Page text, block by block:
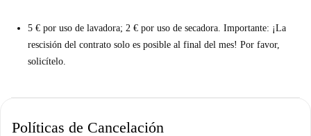
5 € por uso de lavadora; 2 € por uso de secadora. Importante: ¡La
rescisión del contrato solo es posible al final del mes! Por favor,
solicítelo.
Políticas de Cancelación